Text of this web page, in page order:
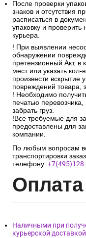
После проверки
знаков и отсутствия
расписаться в
упаковку и проверить
курьера.
! При выявлении
обнаружении
претензионный Акт, в
мест или указать
произвести вскрытие
повреждений товара,
! Необходимо
печатью
забрать груз.
!Все требуемые для
предоставлены для
компании.
По любым вопросам
транспортировки
телефону.
Оплата
Наличными при
курьерской